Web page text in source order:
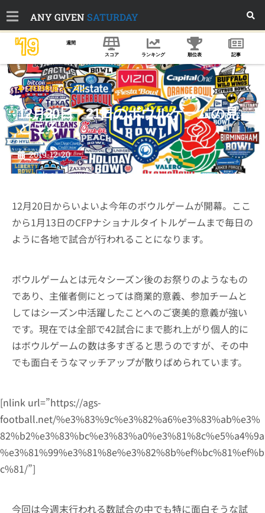
ANY GIVEN SATURDAY
'19 週間
スコア ランキング 順位表 記事
2019年度シーズン
12月20日・21日のボウルゲームの見
どころ
2019-12-20
12月20日からいよいよ今年のボウルゲームが開幕。ここ
から1月13日のCFPナショナルタイトルゲームまで毎日の
ように各地で試合が行われることになります。
ボウルゲームとは元々シーズン後のお祭りのようなもの
であり、主催者側にとっては商業的意義、参加チームと
してはシーズン中活躍したことへのご褒美的意義が強い
です。現在では全部で42試合にまで膨れ上がり個人的に
はボウルゲームの数は多すぎると思うのですが、その中
でも面白そうなマッチアップが散りばめられています。
[nlink url=”https://ags-
football.net/%e3%83%9c%e3%82%a6%e3%83%ab%e3%
82%b2%e3%83%bc%e3%83%a0%e3%81%8c%e5%a4%9a
%e3%81%99%e3%81%8e%e3%82%8b%ef%bc%81%ef%b
c%81/”]
今回は今週末行われる数試合の中でも特に面白そうな試